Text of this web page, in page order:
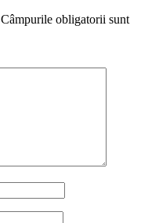
Câmpurile obligatorii sunt